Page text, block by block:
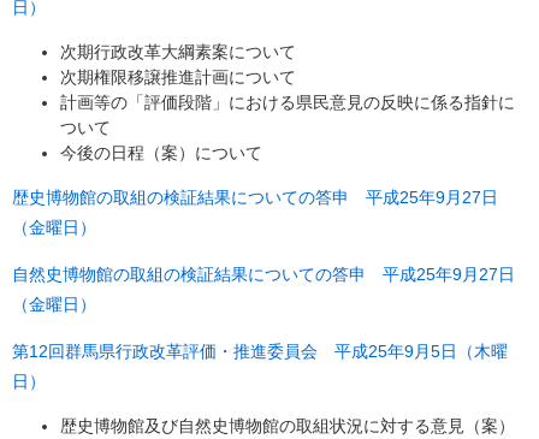
日）
次期行政改革大綱素案について
次期権限移譲推進計画について
計画等の「評価段階」における県民意見の反映に係る指針に
ついて
今後の日程（案）について
歴史博物館の取組の検証結果についての答申 平成25年9月27日
（金曜日）
自然史博物館の取組の検証結果についての答申 平成25年9月27日
（金曜日）
第12回群馬県行政改革評価・推進委員会 平成25年9月5日（木曜
日）
歴史博物館及び自然史博物館の取組状況に対する意見（案）